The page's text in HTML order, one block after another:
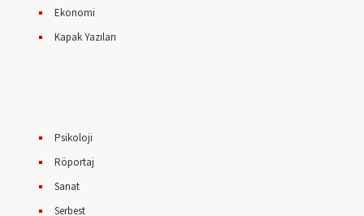
Ekonomi
Kapak Yazıları
Psikoloji
Röportaj
Sanat
Serbest